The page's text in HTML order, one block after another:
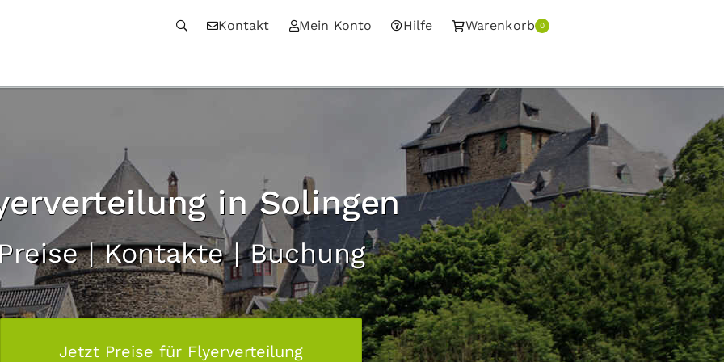
Kontakt Mein Konto Hilfe Warenkorb 0
in Solingen
| Kontakte | Buchung
Jetzt Preise für Flyerverteilung